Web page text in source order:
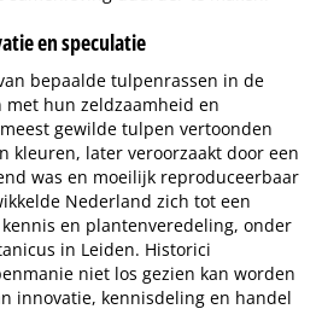
en speculatie
bepaalde tulpenrassen in de
met hun zeldzaamheid en
gewilde tulpen vertoonden
kleuren, later veroorzaakt door een
was en moeilijk reproduceerbaar
Nederland zich tot een
en plantenveredeling, onder
in Leiden. Historici
niet los gezien kan worden
innovatie, kennisdeling en handel